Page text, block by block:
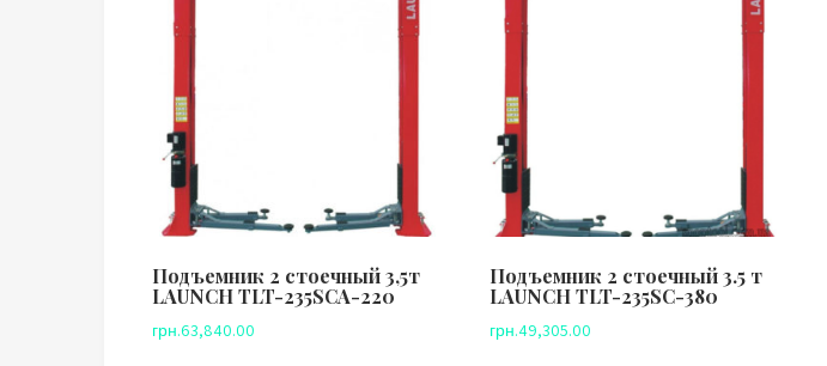
Подъемник 2 стоечный 3,5т
LAUNCH TLT-235SCA-220
грн.63,840.00
Подъемник 2 стоечный 3.5 т
LAUNCH TLT-235SC-380
грн.49,305.00